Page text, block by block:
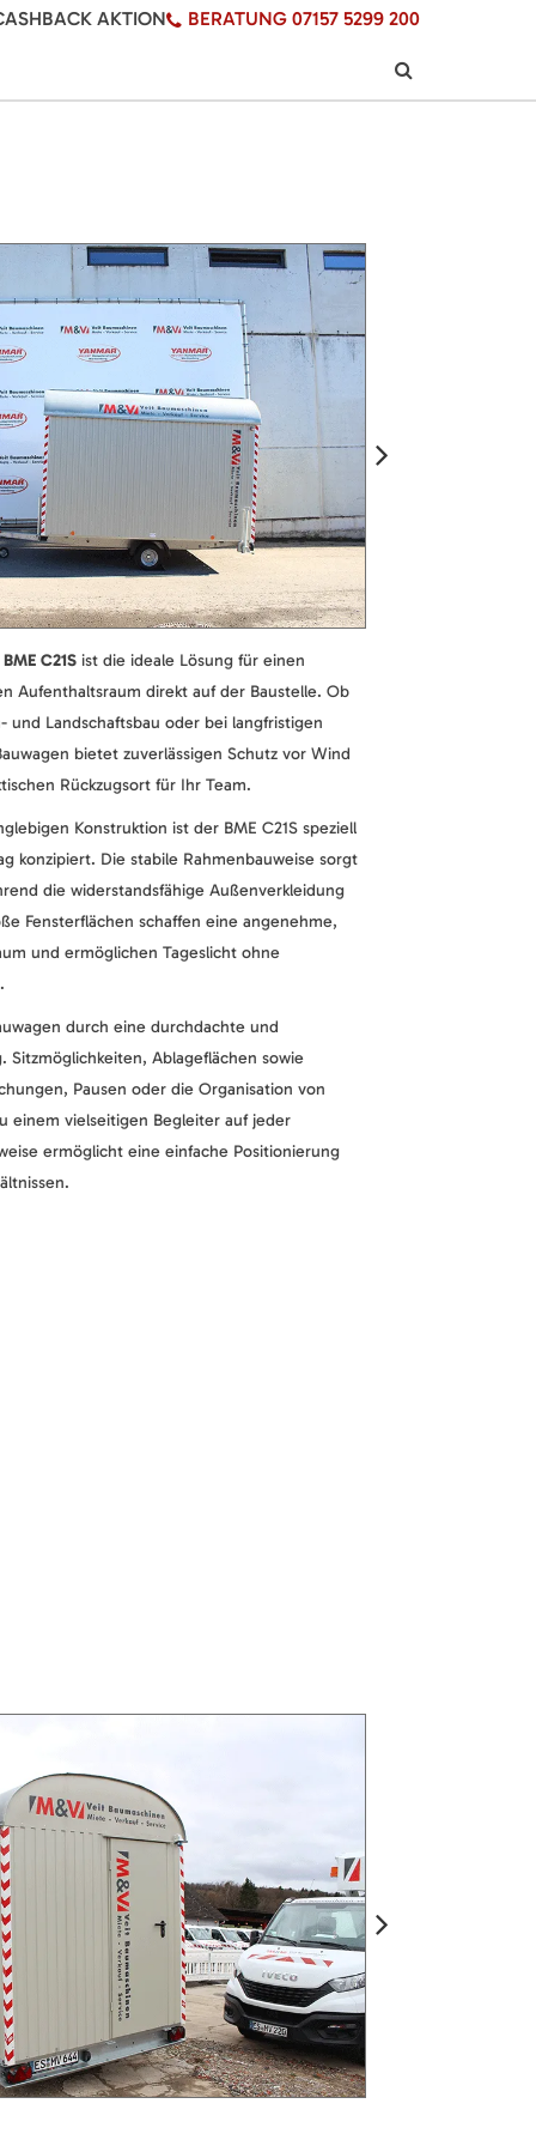
AKTION BERATUNG 07157 5299 200
C21S ist die ideale Lösung für einen
Aufenthaltsraum direkt auf der Baustelle. Ob
und Landschaftsbau oder bei langfristigen
bietet zuverlässigen Schutz vor Wind
Rückzugsort für Ihr Team.
Konstruktion ist der BME C21S speziell
konzipiert. Die stabile Rahmenbauweise sorgt
die widerstandsfähige Außenverkleidung
Fensterflächen schaffen eine angenehme,
und ermöglichen Tageslicht ohne
durch eine durchdachte und
Sitzmöglichkeiten, Ablageflächen sowie
Pausen oder die Organisation von
einem vielseitigen Begleiter auf jeder
ermöglicht eine einfache Positionierung